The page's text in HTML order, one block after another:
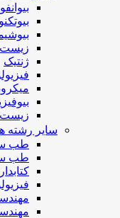
زیست
ژنتیک
زیست
سایر رشته
طب
طب